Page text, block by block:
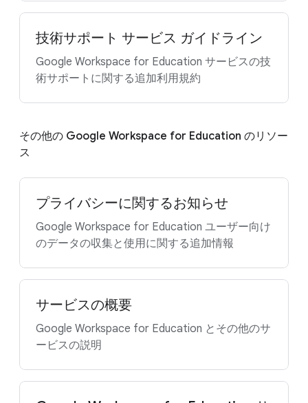
技術サポート サービス ガイドライン
Google Workspace for Education サービスの技
術サポートに関する追加利用規約
その他の Google Workspace for Education のリソー
ス
プライバシーに関するお知らせ
Google Workspace for Education ユーザー向け
のデータの収集と使用に関する追加情報
サービスの概要
Google Workspace for Education とその他のサ
ービスの説明